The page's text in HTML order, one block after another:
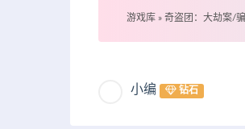
游戏库 » 奇盗团：大劫案/
小编 钻石